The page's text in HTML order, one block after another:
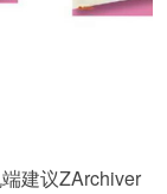
建议ZArchiver